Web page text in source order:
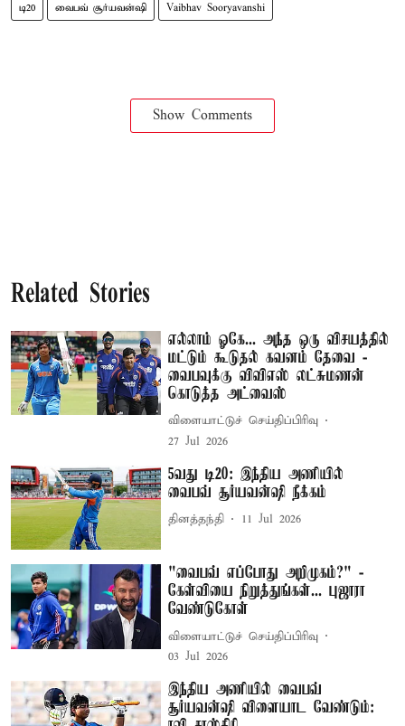
டி20 வைபவ் சூர்யவன்ஷி Vaibhav Sooryavanshi
Show Comments
Related Stories
எல்லாம் ஓகே... அந்த ஒரு விசயத்தில்
மட்டும் கூடுதல் கவனம் தேவை -
வைபவுக்கு விவிஎஸ் லட்சுமணன்
கொடுத்த அட்வைஸ்
விளையாட்டுச் செய்திப்பிரிவு
27 Jul 2026
5வது டி20: இந்திய அணியில்
வைபவ் சூர்யவன்ஷி நீக்கம்
தினத்தந்தி 11 Jul 2026
"வைபவ் எப்போது அறிமுகம்?" -
கேள்வியை நிறுத்துங்கள்... புஜாரா
வேண்டுகோள்
விளையாட்டுச் செய்திப்பிரிவு
03 Jul 2026
இந்திய அணியில் வைபவ்
சூர்யவன்ஷி விளையாட வேண்டும்: